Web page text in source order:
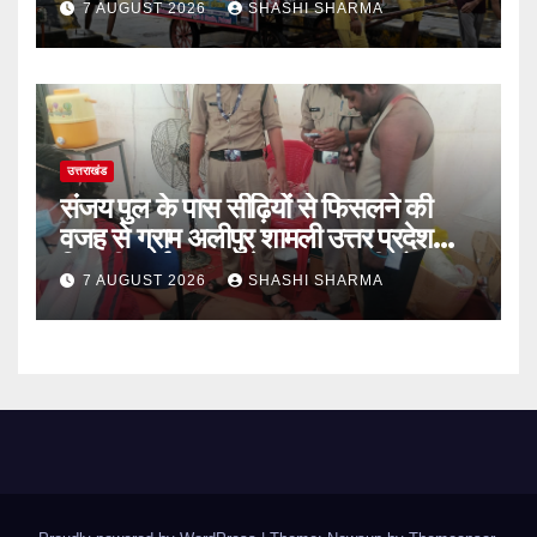
7 AUGUST 2026 SHASHI SHARMA
उत्तराखंड
संजय पुल के पास सीढ़ियों से फिसलने की
वजह से ग्राम अलीपुर शामली उत्तर प्रदेश
निवासी आर्यन कुमार के सर पर गहरी चोट आ
गई
7 AUGUST 2026 SHASHI SHARMA